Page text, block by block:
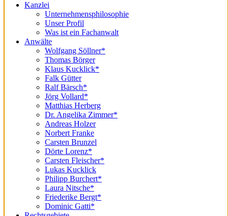
Kanzlei
Unternehmensphilosophie
Unser Profil
Was ist ein Fachanwalt
Anwälte
Wolfgang Söllner*
Thomas Börger
Klaus Kucklick*
Falk Gütter
Ralf Bärsch*
Jörg Vollard*
Matthias Herberg
Dr. Angelika Zimmer*
Andreas Holzer
Norbert Franke
Carsten Brunzel
Dörte Lorenz*
Carsten Fleischer*
Lukas Kucklick
Philipp Burchert*
Laura Nitsche*
Friederike Bergt*
Dominic Gatti*